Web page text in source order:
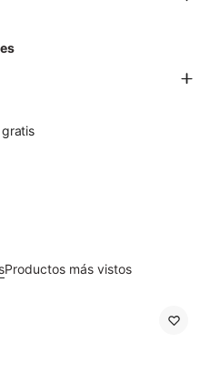
Productos más vistos